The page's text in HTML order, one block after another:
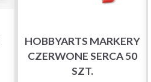
HOBBYARTS MARKERY
CZERWONE SERCA 50
SZT.